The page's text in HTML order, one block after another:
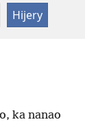
ka nanao